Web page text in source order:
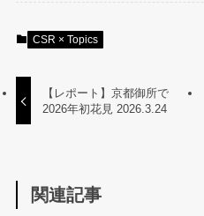
CSR × Topics
【レポート】京都御所で
2026年初花見 2026.3.24
関連記事